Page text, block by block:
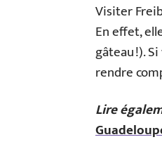
Visiter
En effet,
gâteau !).
rendre
Lire